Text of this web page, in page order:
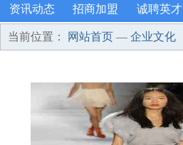
资讯动态 招商加盟 诚聘英才
当前位置： 网站首页 — 企业文化